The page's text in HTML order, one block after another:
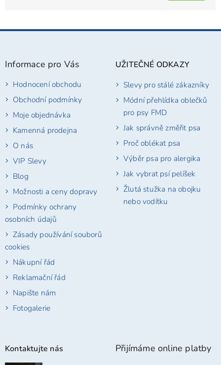
hvězdiček.
Z
Informace pro Vás
Hodnocení obchodu
Obchodní podmínky
Moje objednávka
Kamenná prodejna
O nás
VIP Slevy
Blog
Možnosti a ceny dopravy
Podmínky ochrany
osobních údajů
Zásady používání souborů
cookies
Nákupní řád
Reklamační řád
Napište nám
Fotogalerie
UŽITEČNÉ ODKAZY
Slevy pro stálé zákazníky
Módní přehlídka oblečků
pro psy FMD
Jak správně změřit psa
Proč oblékat psa
Výběr psa pro alergika
Jak vybrat psí pelíšek
Žlutá stužka na obojku
nebo vodítku
Kontaktujte nás Přijímáme online platby